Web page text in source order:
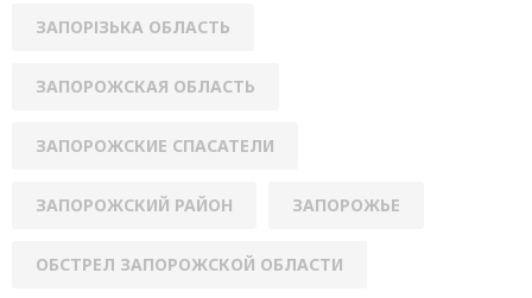
ЗАПОРІЗЬКА ОБЛАСТЬ
ЗАПОРОЖСКАЯ ОБЛАСТЬ
ЗАПОРОЖСКИЕ СПАСАТЕЛИ
ЗАПОРОЖСКИЙ РАЙОН ЗАПОРОЖЬЕ
ОБСТРЕЛ ЗАПОРОЖСКОЙ ОБЛАСТИ